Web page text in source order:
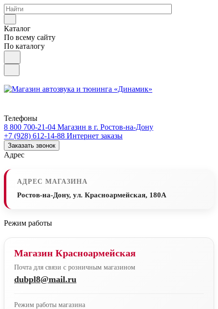
Каталог
По всему сайту
По каталогу
Телефоны
8 800 700-21-04 Магазин в г. Ростов-на-Дону
+7 (928) 612-14-88 Интернет заказы
Заказать звонок
Адрес
АДРЕС МАГАЗИНА
Ростов-на-Дону, ул. Красноармейская, 180А
Режим работы
Магазин Красноармейская
Почта для связи с розничным магазином
dubpl8@mail.ru
Режим работы магазина